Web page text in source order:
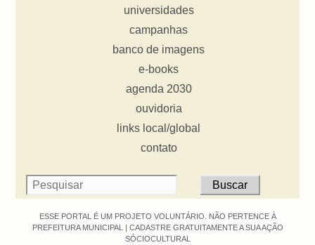
universidades
campanhas
banco de imagens
e-books
agenda 2030
ouvidoria
links local/global
contato
ESSE PORTAL É UM PROJETO VOLUNTÁRIO. NÃO PERTENCE À
PREFEITURA MUNICIPAL | CADASTRE GRATUITAMENTE A SUA AÇÃO
SÓCIOCULTURAL